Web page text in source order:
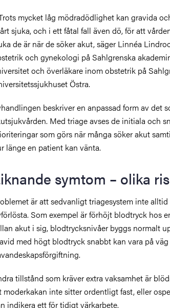
mycket låg mödradödlighet kan gravida
sjuka, och i ett fåtal fall även dö, för att
de är när de söker akut, säger Linnéa
och gynekologi på Sahlgrenska
och överläkare inom obstetrik på
Östra.
beskriver en anpassad form av det
Med triage avses de initiala och
som görs när många söker akut
länge en patient kan vänta.
symtom – olika
är att sedvanligt triagesystem inte
Som exempel är förhöjt blodtryck hos
akut i sig, blodtrycksnivåer byggs normalt
med högt blodtryck snabbt kan vara på
tillstånd som kräver extra vaksamhet är
moderkakan inte sitter ordentligt fast, eller
indikera ett för tidigt värkarbete.